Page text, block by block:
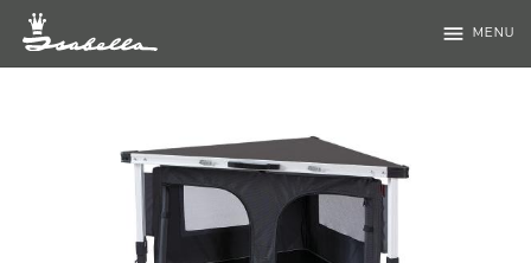
menu MENU